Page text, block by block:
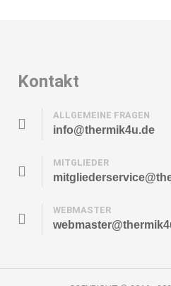
Kontakt
ALLGEMEINE FRAGEN
info@thermik4u.de
MITGLIEDER
WEBMASTER